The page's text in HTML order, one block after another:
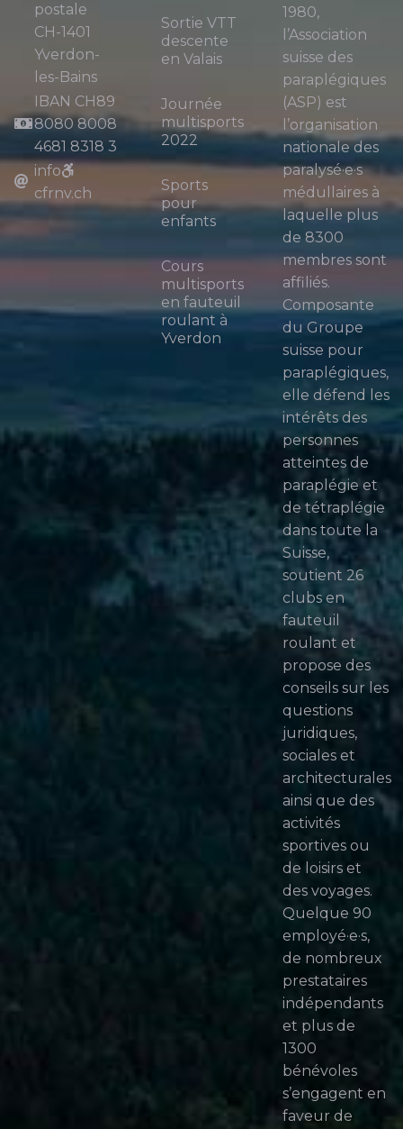
postale
CH-1401
Yverdon-
les-Bains
IBAN CH89
8080 8008
4681 8318 3
info
cfrnv.ch
Sortie VTT
descente
en Valais
Journée
multisports
2022
Sports
pour
enfants
Cours
multisports
en fauteuil
roulant à
Yverdon
1980,
l’Association
suisse des
paraplégiques
(ASP) est
l’organisation
nationale des
paralysé·e·s
médullaires à
laquelle plus
de 8300
membres sont
affiliés.
Composante
du Groupe
suisse pour
paraplégiques,
elle défend les
intérêts des
personnes
atteintes de
paraplégie et
de tétraplégie
dans toute la
Suisse,
soutient 26
clubs en
fauteuil
roulant et
propose des
conseils sur les
questions
juridiques,
sociales et
architecturales
ainsi que des
activités
sportives ou
de loisirs et
des voyages.
Quelque 90
employé·e·s,
de nombreux
prestataires
indépendants
et plus de
1300
bénévoles
s’engagent en
faveur de